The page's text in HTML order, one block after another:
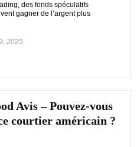
des fonds spéculatifs
gagner de l’argent plus
2025
Avis – Pouvez-vous
courtier américain ?